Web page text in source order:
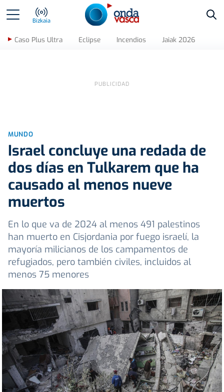
Bizkaia
Caso Plus Ultra Eclipse Incendios Jaiak 2026
MUNDO
Israel concluye una redada de
dos días en Tulkarem que ha
causado al menos nueve
muertos
En lo que va de 2024 al menos 491 palestinos
han muerto en Cisjordania por fuego israelí, la
mayoría milicianos de los campamentos de
refugiados, pero también civiles, incluidos al
menos 75 menores